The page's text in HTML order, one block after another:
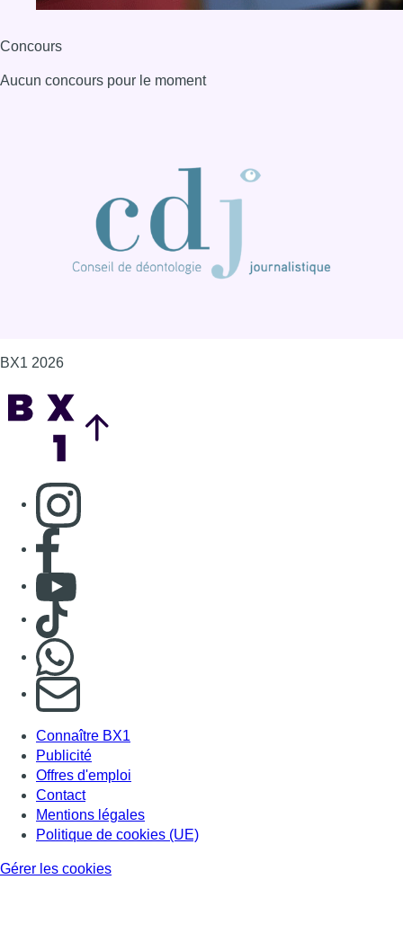
Concours
Aucun concours pour le moment
BX1 2026
Consulter page Instagram
Consulter page Facebook
Consulter Youtube
Consulter TikTok
S'abonner à notre newsletter
Connaître BX1
Publicité
Offres d'emploi
Contact
Mentions légales
Politique de cookies (UE)
Gérer les cookies